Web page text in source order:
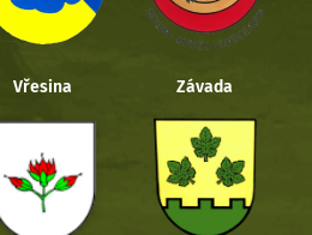
Vřesina Závada